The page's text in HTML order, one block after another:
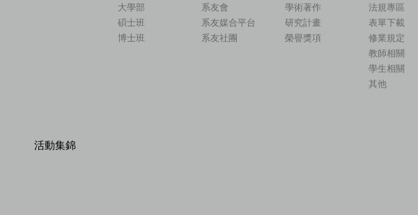
大學部
碩士班
博士班
系友會
系友媒合平台
系友社團
學術著作
研究計畫
榮譽獎項
法規專區
表單下載
修業規定
教師相關
學生相關
其他
活動集錦